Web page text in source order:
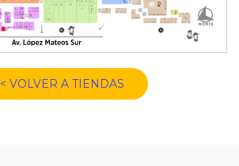
< VOLVER A TIENDAS